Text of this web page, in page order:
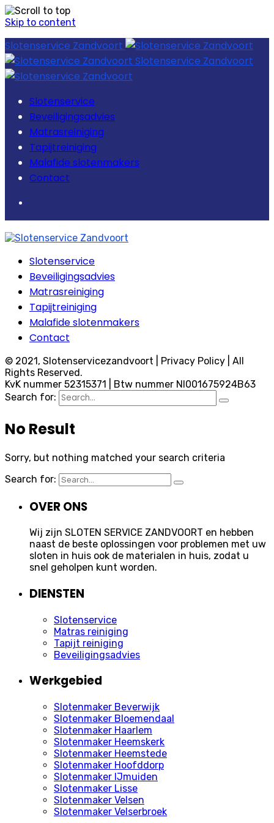
Skip to content
Slotenservice Zandvoort
Slotenservice Zandvoort
Slotenservice
Beveiligingsadvies
Matrasreiniging
Tapijtreiniging
Malafide slotenmakers
Contact
Slotenservice
Beveiligingsadvies
Matrasreiniging
Tapijtreiniging
Malafide slotenmakers
Contact
© 2021, Slotenservicezandvoort | Privacy Policy | All
Rights Reserved.
KvK nummer 52315371 | Btw nummer Nl001675924B63
Search for:
No Result
Sorry, but nothing matched your search criteria
Search for:
OVER ONS
Wij zijn SLOTEN SERVICE ZANDVOORT en hebben
naast de beste oplossingen voor problemen met uw
sloten in huis ook de materialen in huis, zodat u
snel geholpen kunt worden.
DIENSTEN
Slotenservice
Matras reiniging
Tapijt reiniging
Beveiligingsadvies
Werkgebied
Slotenmaker Beverwijk
Slotenmaker Bloemendaal
Slotenmaker Haarlem
Slotenmaker Heemskerk
Slotenmaker Heemstede
Slotenmaker Hoofddorp
Slotenmaker IJmuiden
Slotenmaker Lisse
Slotenmaker Velsen
Slotenmaker Velserbroek